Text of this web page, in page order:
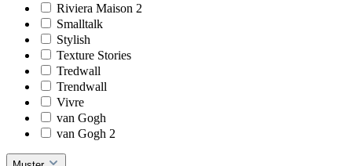
Riviera Maison 2
Smalltalk
Stylish
Texture Stories
Tredwall
Trendwall
Vivre
van Gogh
van Gogh 2